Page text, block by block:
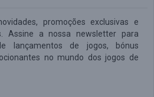
promoções exclusivas e
Assine a nossa newsletter para
lançamentos de jogos, bónus
no mundo dos jogos de